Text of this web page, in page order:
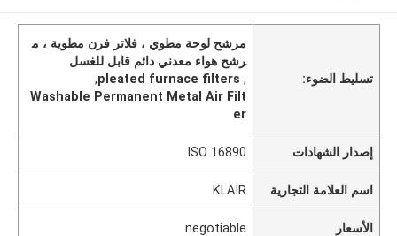
تسليط الضوء:
مرشح لوحة مطوي ، فلاتر فرن مطوية ، م
رشح هواء معدني دائم قابل للغسل
,
pleated furnace filters
,
Washable Permanent Metal Air Filt
er
إصدار الشهادات ISO 16890
اسم العلامة التجارية KLAIR
الأسعار negotiable